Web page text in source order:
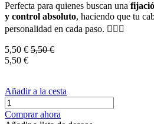
Perfecta para quienes buscan una
y control absoluto, haciendo que tu
personalidad en cada paso. 💇‍♂️✨
5,50 € 5,50€
5,50 €
Añadir a la cesta
Comprar ahora